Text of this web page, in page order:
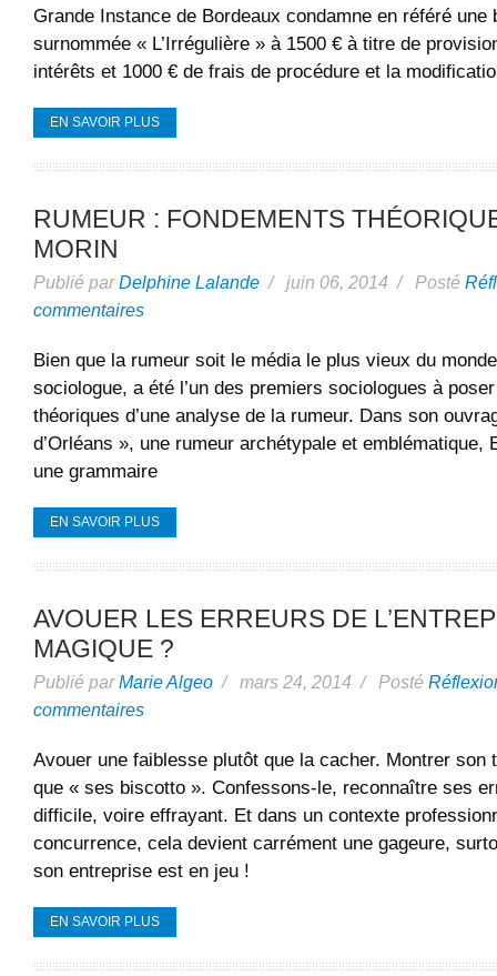
Grande Instance de Bordeaux condamne en référé une
surnommée « L’Irrégulière » à 1500 € à titre de
intérêts et 1000 € de frais de procédure et la
EN SAVOIR PLUS
RUMEUR : FONDEMENTS
MORIN
Publié parDelphine Lalande / juin 06, 2014 / Posté
commentaires
Bien que la rumeur soit le média le plus vieux du
sociologue, a été l’un des premiers sociologues à
théoriques d’une analyse de la rumeur. Dans son
d’Orléans », une rumeur archétypale et emblématique,
une grammaire
EN SAVOIR PLUS
AVOUER LES ERREURS DE
MAGIQUE ?
Publié parMarie Algeo / mars 24, 2014 / Posté
commentaires
Avouer une faiblesse plutôt que la cacher. Montrer son
que « ses biscotto ». Confessons-le, reconnaître ses
difficile, voire effrayant. Et dans un contexte
concurrence, cela devient carrément une gageure,
son entreprise est en jeu !
EN SAVOIR PLUS